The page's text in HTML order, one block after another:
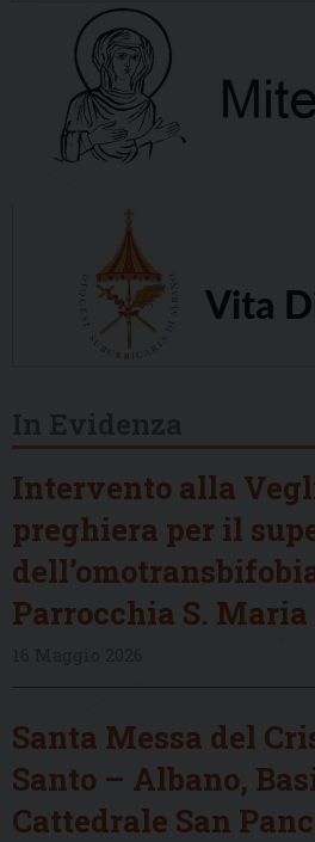
Intervento alla
preghiera per il
Parrocchia S.
Santa Messa del
Santo – Albano,
Cattedrale San